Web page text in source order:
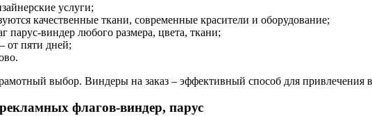
услуги;
качественные ткани, современные красители и оборудование;
парус-виндер любого размера, цвета, ткани;
от пяти дней;
выбор. Виндеры на заказ – эффективный способ для привлечения
флагов-виндер, парус